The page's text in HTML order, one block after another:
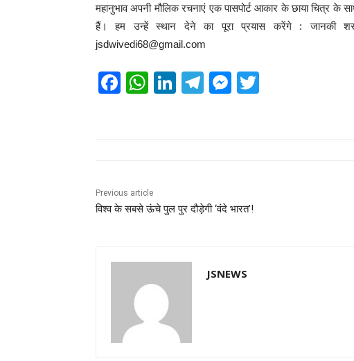
महानुभाव अपनी मौलिक रचनाएं एक पासपोर्ट आकार के छाया चित्र
हैं। हम उन्हें स्थान देने का पूरा प्रयास करेंगे : जानकी शरण
jsdwivedi68@gmail.com
F
o
o
W
p
p
Li
T
M
er
Previous article
विश्व के सबसे ऊंचे पुल पुर दौड़ेगी ‘वंदे भारत’!
JSNEWS